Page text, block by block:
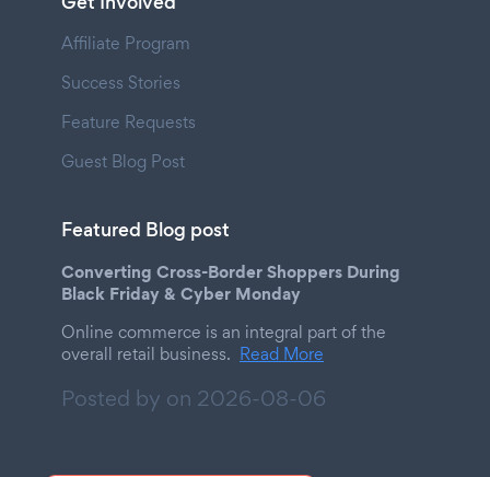
Affiliate Program
Success Stories
Feature Requests
Guest Blog Post
Featured Blog post
Converting Cross-Border Shoppers During
Black Friday & Cyber Monday
Online commerce is an integral part of the
overall retail business. Read More
Posted by on 2026-08-06